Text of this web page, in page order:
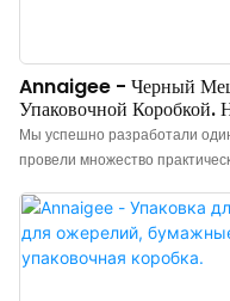
Annaigee - Черный
Упаковочной Коробкой.
Ювелирных Изделий.
Упаковки. Упаковочная
Мы успешно разработали
провели множество
набор аксессуаров для
может наиболее эффективно
продажи шкатулок для